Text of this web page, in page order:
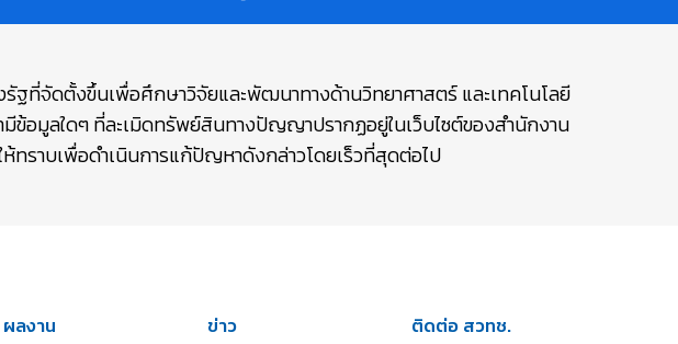
ฐที่จัดตั้งขึ้นเพื่อศึกษาวิจัยและพัฒนาทางด้านวิทยาศาสตร์ และเทคโนโลยี
ข้อมูลใดๆ ที่ละเมิดทรัพย์สินทางปัญญาปรากฏอยู่ในเว็บไซต์ของสำนักงาน
ทราบเพื่อดำเนินการแก้ปัญหาดังกล่าวโดยเร็วที่สุดต่อไป
ผลงาน ข่าว ติดต่อ สวทช.